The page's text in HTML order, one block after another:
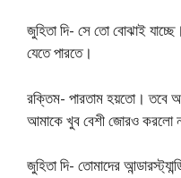
জুহিতা দি- সে তো বোঝাই
যেতে পারতে।
রক্তিম- পারতাম হয়তো। তবে
আমাকে খুব বেশী জোরও করলো
জুহিতা দি- তোমাদের